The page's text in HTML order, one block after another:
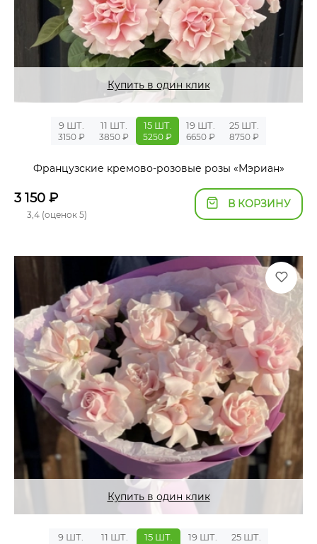
Купить в один клик
9 ШТ.
3150 ₽
11 ШТ.
3850 ₽
15 ШТ.
5250 ₽
19 ШТ.
6650 ₽
25 ШТ.
8750 ₽
Французские кремово-розовые розы «Мэриан»
3 150 ₽
3,4 (оценок 5)
В КОРЗИНУ
Купить в один клик
9 ШТ. 11 ШТ. 15 ШТ. 19 ШТ. 25 ШТ.